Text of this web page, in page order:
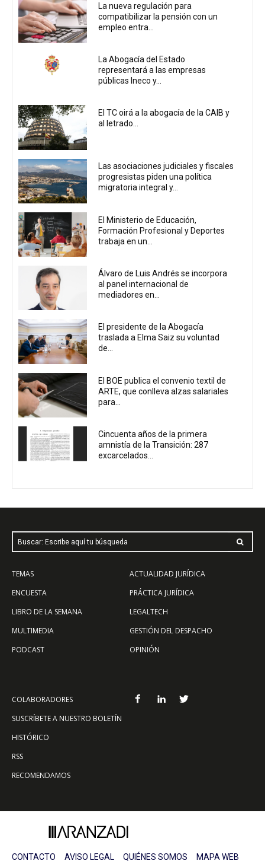
La nueva regulación para
compatibilizar la pensión con un
empleo entra...
La Abogacía del Estado
representará a las empresas
públicas Ineco y...
El TC oirá a la abogacía de la CAIB y
al letrado...
Las asociaciones judiciales y fiscales
progresistas piden una política
migratoria integral y...
El Ministerio de Educación,
Formación Profesional y Deportes
trabaja en un...
Álvaro de Luis Andrés se incorpora
al panel internacional de
mediadores en...
El presidente de la Abogacía
traslada a Elma Saiz su voluntad
de...
El BOE publica el convenio textil de
ARTE, que conlleva alzas salariales
para...
Cincuenta años de la primera
amnistía de la Transición: 287
excarcelados...
Buscar: Escribe aquí tu búsqueda
TEMAS
ENCUESTA
LIBRO DE LA SEMANA
MULTIMEDIA
PODCAST
ACTUALIDAD JURÍDICA
PRÁCTICA JURÍDICA
LEGALTECH
GESTIÓN DEL DESPACHO
OPINIÓN
COLABORADORES
SUSCRÍBETE A NUESTRO BOLETÍN
HISTÓRICO
RSS
RECOMENDAMOS
CONTACTO AVISO LEGAL QUIÉNES SOMOS MAPA WEB